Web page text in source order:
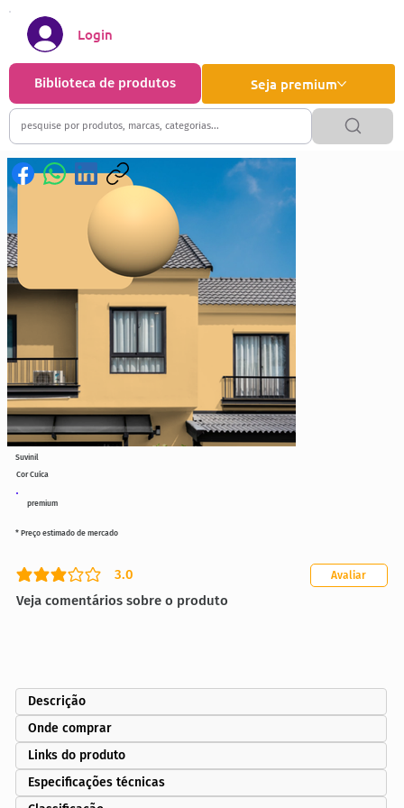
Seja premium
Biblioteca de produtos
Login
premium
Cor Cuíca
3.0
classificação média é 3 de 5
Veja comentários sobre o produto
Avaliar
* Preço estimado de mercado
Suvinil
Descrição
Onde comprar
Links do produto
Especificações técnicas